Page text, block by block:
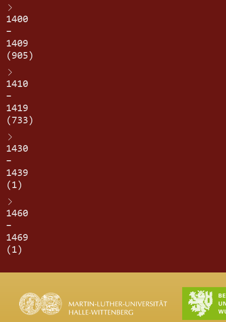
1400
–
1409
(905)
1410
–
1419
(733)
1430
–
1439
(1)
1460
–
1469
(1)